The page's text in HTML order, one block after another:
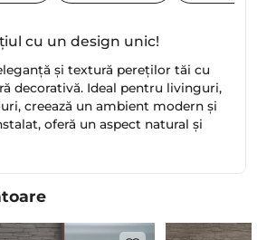
cu un design unic!
și textură pereților tăi cu
decorativă. Ideal pentru livinguri,
creează un ambient modern și
oferă un aspect natural și